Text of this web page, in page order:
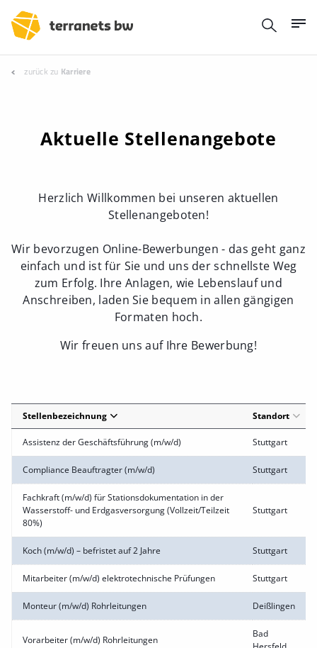
zurück zu Karriere
Aktuelle Stellenangebote
Herzlich Willkommen bei unseren aktuellen
Stellenangeboten!
Wir bevorzugen Online-Bewerbungen - das geht ganz
einfach und ist für Sie und uns der schnellste Weg
zum Erfolg. Ihre Anlagen, wie Lebenslauf und
Anschreiben, laden Sie bequem in allen gängigen
Formaten hoch.
Wir freuen uns auf Ihre Bewerbung!
Stellenbezeichnung Standort
Assistenz der Geschäftsführung (m/w/d) Stuttgart
Compliance Beauftragter (m/w/d) Stuttgart
Fachkraft (m/w/d) für Stationsdokumentation in der
Wasserstoff- und Erdgasversorgung (Vollzeit/Teilzeit
80%)
Stuttgart
Koch (m/w/d) – befristet auf 2 Jahre Stuttgart
Mitarbeiter (m/w/d) elektrotechnische Prüfungen Stuttgart
Monteur (m/w/d) Rohrleitungen Deißlingen
Vorarbeiter (m/w/d) Rohrleitungen
Bad